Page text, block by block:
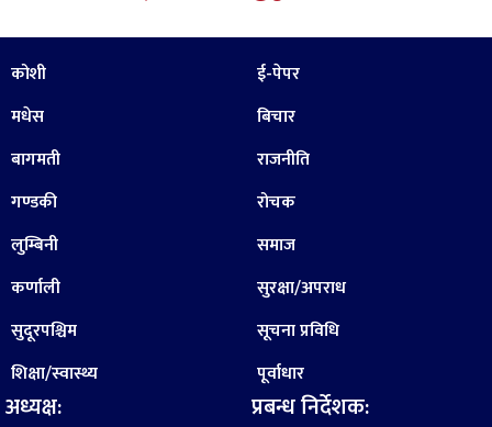
कोशी
मधेस
बागमती
गण्डकी
लुम्बिनी
कर्णाली
सुदूरपश्चिम
शिक्षा/स्वास्थ्य
अध्यक्ष:
ई-पेपर
बिचार
राजनीति
रोचक
समाज
सुरक्षा/अपराध
सूचना प्रविधि
पूर्वाधार
प्रबन्ध निर्देशक: